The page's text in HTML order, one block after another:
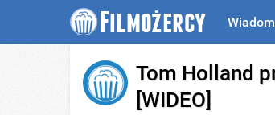
Tom Holland
[WIDEO]